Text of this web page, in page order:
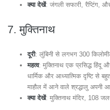
क्या देखें: जंगली सफारी, रैप्टिंग, और
7.मुक्तिनाथ
दूरी: लुंबिनी से लगभग 300
महत्व: मुक्तिनाथ एक प्रसिद्ध हिंदू
धार्मिक और आध्यात्मिक दृष्टि से
माहौल में आने वाले श्रद्धालु अपनी
क्या देखें: मुक्तिनाथ मंदिर, 108